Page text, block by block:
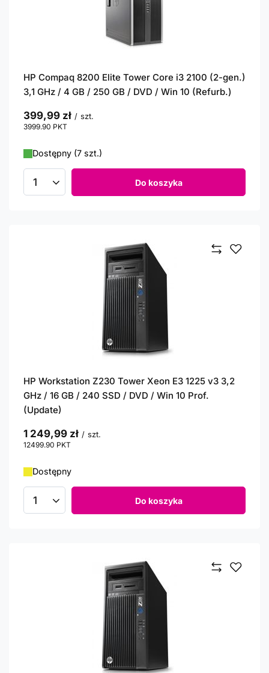
HP Compaq 8200 Elite Tower Core i3 2100 (2-gen.)
3,1 GHz / 4 GB / 250 GB / DVD / Win 10 (Refurb.)
399,99 zł / szt.
3999.90 PKT
Dostępny (7 szt.)
Ilość produktów Do koszyka
HP Workstation Z230 Tower Xeon E3 1225 v3 3,2
GHz / 16 GB / 240 SSD / DVD / Win 10 Prof.
(Update)
1 249,99 zł / szt.
12499.90 PKT
Dostępny
Ilość produktów Do koszyka